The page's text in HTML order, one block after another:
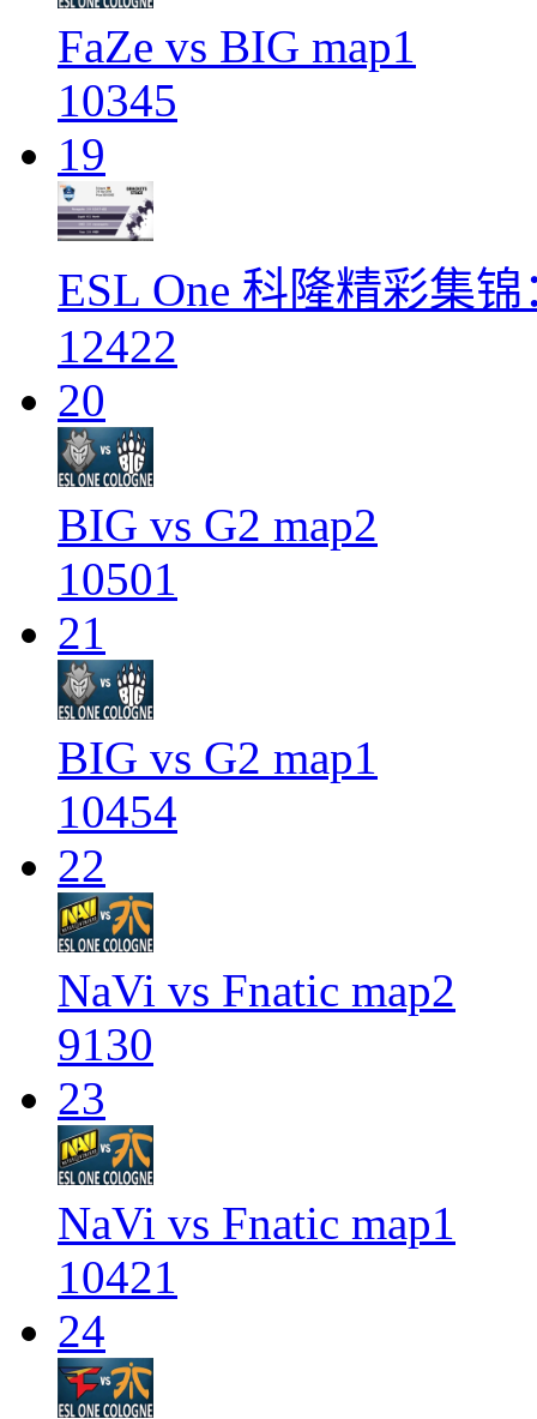
FaZe vs BIG map1
10345
19
ESL One 科隆精彩集
12422
20
BIG vs G2 map2
10501
21
BIG vs G2 map1
10454
22
NaVi vs Fnatic map2
9130
23
NaVi vs Fnatic map1
10421
24